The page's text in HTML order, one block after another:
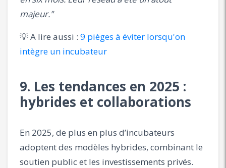
majeur."
💡 A lire aussi : 9 pièges à éviter lorsqu'on
intègre un incubateur
9. Les tendances en 2025 :
hybrides et collaborations
En 2025, de plus en plus d’incubateurs
adoptent des modèles hybrides, combinant le
soutien public et les investissements privés.